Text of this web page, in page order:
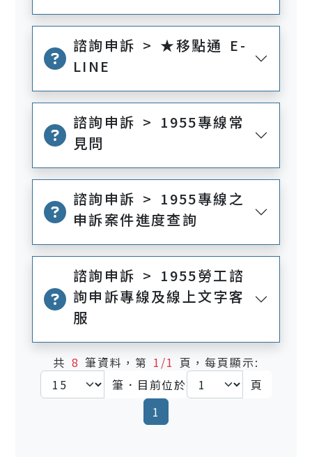
諮詢申訴 > ★移點通 E-
LINE
諮詢申訴 > 1955專線常
見問
諮詢申訴 > 1955專線之
申訴案件進度查詢
諮詢申訴 > 1955勞工諮
詢申訴專線及線上文字客
服
共 8筆資料，第 1/1 頁，每頁顯示:
筆．目前位於
頁
1